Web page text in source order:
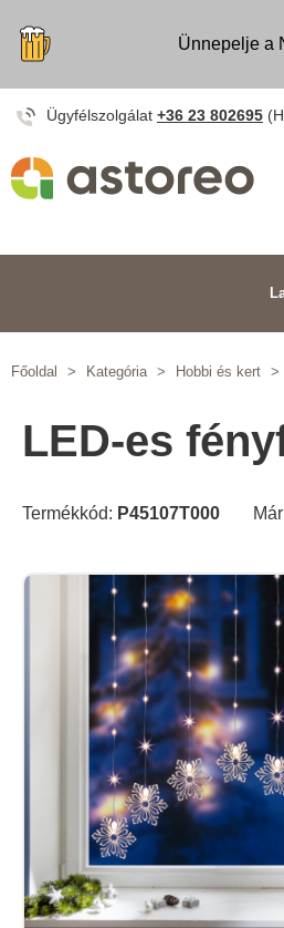
Ünnepelje a
Ügyfélszolgálat +36 23 802695
Főoldal > Kategória > Hobbi és kert >
LED-es
Termékkód: P45107T000